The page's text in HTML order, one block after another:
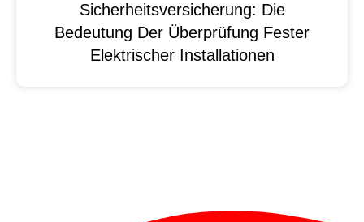
Sicherheitsversicherung: Die
Bedeutung Der Überprüfung Fester
Elektrischer Installationen